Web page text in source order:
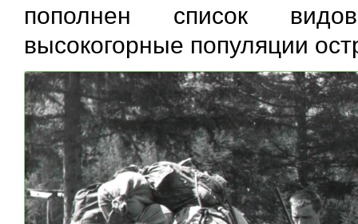
пополнен список
высокогорные популяции